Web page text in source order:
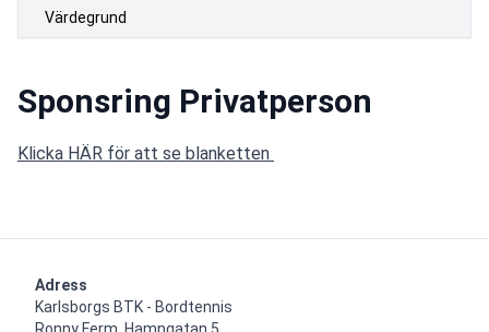
Värdegrund
Sponsring Privatperson
Klicka HÄR för att se blanketten
Adress
Karlsborgs BTK - Bordtennis